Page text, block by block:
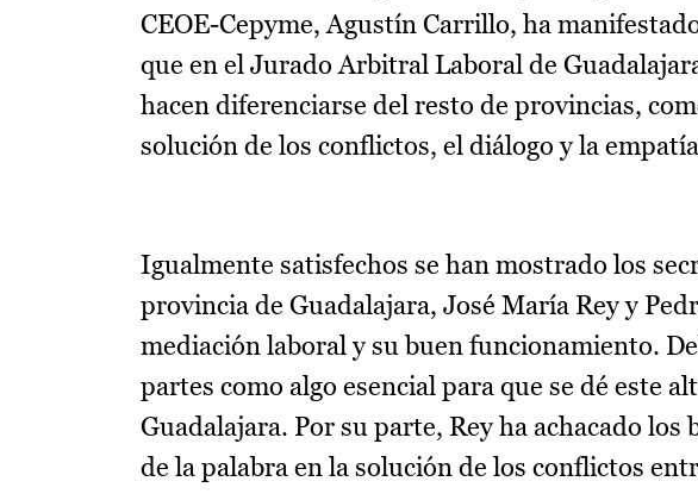
CEOE-Cepyme, Agustín Carrillo, ha
que en el Jurado Arbitral Laboral de
hacen diferenciarse del resto de provincias,
solución de los conflictos, el diálogo y la
Igualmente satisfechos se han mostrado los
provincia de Guadalajara, José María Rey y
mediación laboral y su buen funcionamiento.
partes como algo esencial para que se dé este
Guadalajara. Por su parte, Rey ha achacado
de la palabra en la solución de los conflictos